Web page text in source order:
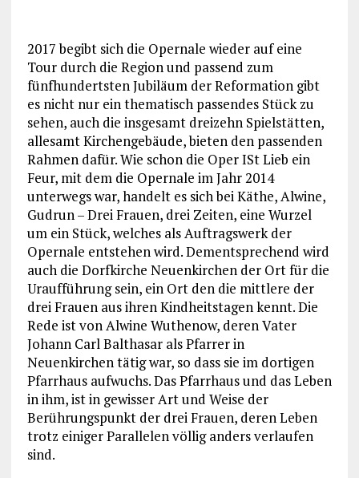
2017 begibt sich die Opernale wieder auf eine
Tour durch die Region und passend zum
fünfhundertsten Jubiläum der Reformation gibt
es nicht nur ein thematisch passendes Stück zu
sehen, auch die insgesamt dreizehn Spielstätten,
allesamt Kirchengebäude, bieten den passenden
Rahmen dafür. Wie schon die Oper ISt Lieb ein
Feur, mit dem die Opernale im Jahr 2014
unterwegs war, handelt es sich bei Käthe, Alwine,
Gudrun – Drei Frauen, drei Zeiten, eine Wurzel
um ein Stück, welches als Auftragswerk der
Opernale entstehen wird. Dementsprechend wird
auch die Dorfkirche Neuenkirchen der Ort für die
Uraufführung sein, ein Ort den die mittlere der
drei Frauen aus ihren Kindheitstagen kennt. Die
Rede ist von Alwine Wuthenow, deren Vater
Johann Carl Balthasar als Pfarrer in
Neuenkirchen tätig war, so dass sie im dortigen
Pfarrhaus aufwuchs. Das Pfarrhaus und das Leben
in ihm, ist in gewisser Art und Weise der
Berührungspunkt der drei Frauen, deren Leben
trotz einiger Parallelen völlig anders verlaufen
sind.